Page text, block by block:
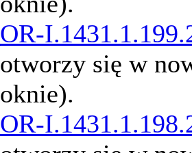
OR-
otworzy się w
oknie).
OR-